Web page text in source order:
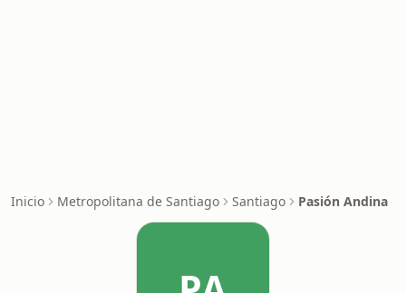
Inicio Metropolitana de Santiago Santiago Pasión Andina